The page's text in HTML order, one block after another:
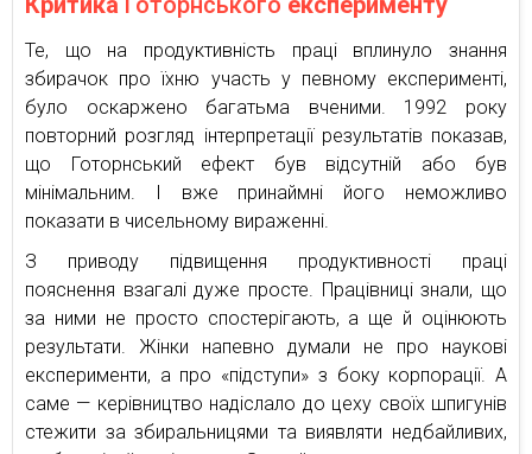
Те, що на продуктивність праці вплинуло знання
збирачок про їхню участь у певному експерименті,
було оскаржено багатьма вченими. 1992 року
повторний розгляд інтерпретації результатів показав,
що Готорнський ефект був відсутній або був
мінімальним. І вже принаймні його неможливо
показати в чисельному вираженні.
З приводу підвищення продуктивності праці
пояснення взагалі дуже просте. Працівниці знали, що
за ними не просто спостерігають, а ще й оцінюють
результати. Жінки напевно думали не про наукові
експерименти, а про «підступи» з боку корпорації. А
саме — керівництво надіслало до цеху своїх шпигунів
стежити за збиральницями та виявляти недбайливих,